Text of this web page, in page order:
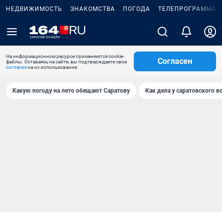
НЕДВИЖИМОСТЬ ЗНАКОМСТВА ПОГОДА ТЕЛЕПРОГРАММА
На информационном ресурсе применяются cookie-
файлы. Оставаясь на сайте, вы подтверждаете свое
согласиена их использование.
Согласен
Какую погоду на лето обещают Саратову Как дела у саратовского